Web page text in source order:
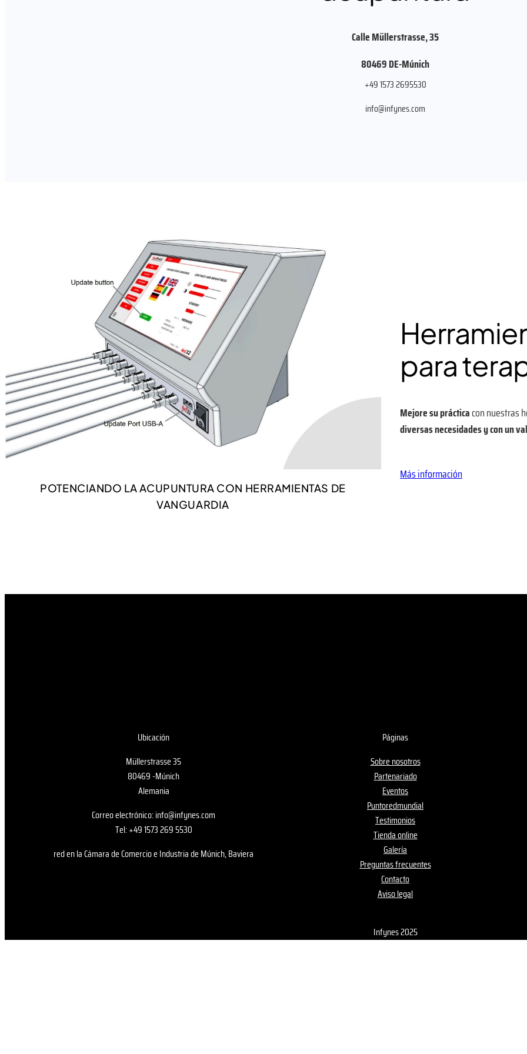
Calle Müllerstrasse, 35
80469 DE-Múnich
+49 1573 2695530
info@infynes.com
POTENCIANDO LA ACUPUNTURA CON HERRAMIENTAS DE
VANGUARDIA
para
Mejore su prácticacon nuestras
diversas necesidades y con un
Más información
Ubicación
Müllerstrasse 35
80469 -Múnich
Alemania
Correo electrónico: info@infynes.com
Tel: +49 1573 269 5530
red en la Cámara de Comercio e Industria de Múnich, Baviera
Páginas
Sobre nosotros
Partenariado
Eventos
Puntoredmundial
Testimonios
Tienda online
Galería
Preguntas frecuentes
Contacto
Aviso legal
Infynes 2025